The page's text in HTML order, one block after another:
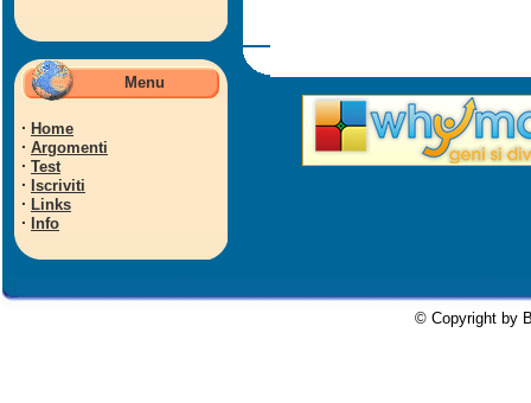
Menu
· Home
· Argomenti
· Test
· Iscriviti
· Links
· Info
© Copyright by